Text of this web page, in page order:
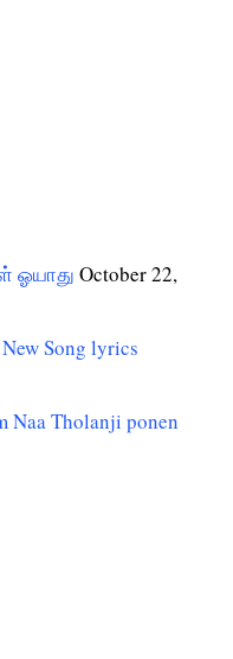
ஓயாது October 22,
Song lyrics
Naa Tholanji ponen